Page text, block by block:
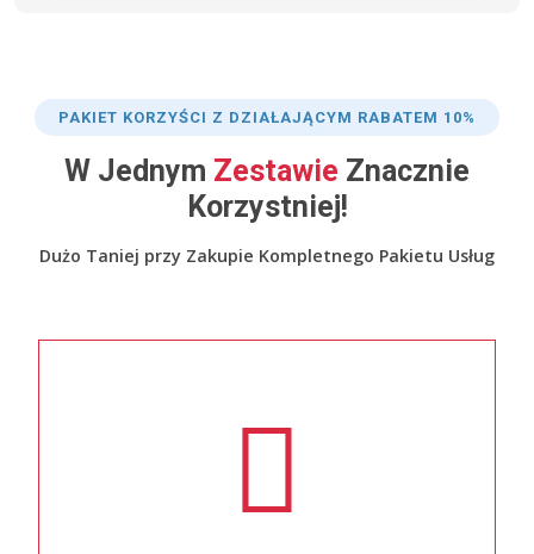
PAKIET KORZYŚCI Z DZIAŁAJĄCYM RABATEM 10%
W Jednym Zestawie Znacznie
Korzystniej!
Dużo Taniej przy Zakupie Kompletnego Pakietu Usług